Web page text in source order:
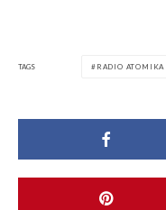
TAGS RADIO ATOMIKA